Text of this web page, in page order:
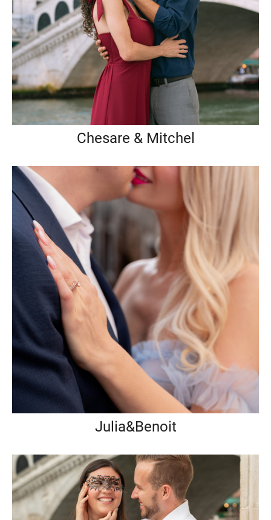
Chesare & Mitchel
Julia&Benoit